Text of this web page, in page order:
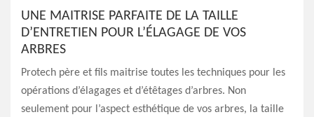
UNE MAITRISE PARFAITE DE LA TAILLE
D’ENTRETIEN POUR L’ÉLAGAGE DE VOS
ARBRES
Protech père et fils maitrise toutes les techniques pour les
opérations d’élagages et d’étêtages d’arbres. Non
seulement pour l’aspect esthétique de vos arbres, la taille